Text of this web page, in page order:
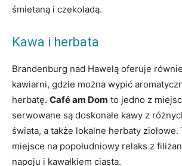
śmietaną i czekoladą.
Kawa i herbata
Brandenburg nad Hawelą oferuje
kawiarni, gdzie można wypić
herbatę. Café am Dom to jedno z
serwowane są doskonałe kawy z
świata, a także lokalne herbaty ziołowe.
miejsce na popołudniowy relaks z
napoju i kawałkiem ciasta.